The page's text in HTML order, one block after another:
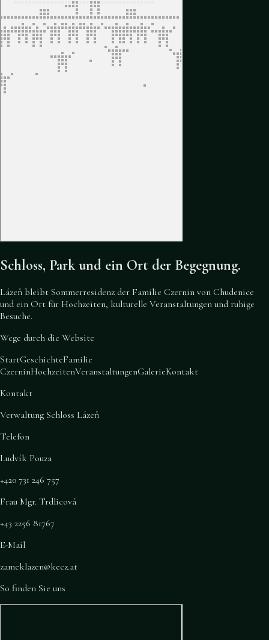
Schloss, Park und ein Ort der Begegnung.
Lázeň bleibt Sommerresidenz der Familie Czernin von Chudenice
und ein Ort für Hochzeiten, kulturelle Veranstaltungen und ruhige
Besuche.
Wege durch die Website
StartGeschichteFamilie
CzerninHochzeitenVeranstaltungenGalerieKontakt
Kontakt
Verwaltung Schloss Lázeň
Telefon
Ludvík Pouza
+420 731 246 757
Frau Mgr. Trdlicová
+43 2256 81767
E-Mail
zameklazen@kecz.at
So finden Sie uns